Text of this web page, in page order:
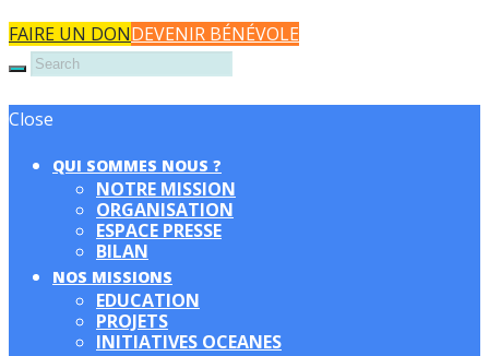
FAIRE UN DONDEVENIR BÉNÉVOLE
Close
QUI SOMMES NOUS ?
NOTRE MISSION
ORGANISATION
ESPACE PRESSE
BILAN
NOS MISSIONS
EDUCATION
PROJETS
INITIATIVES OCEANES